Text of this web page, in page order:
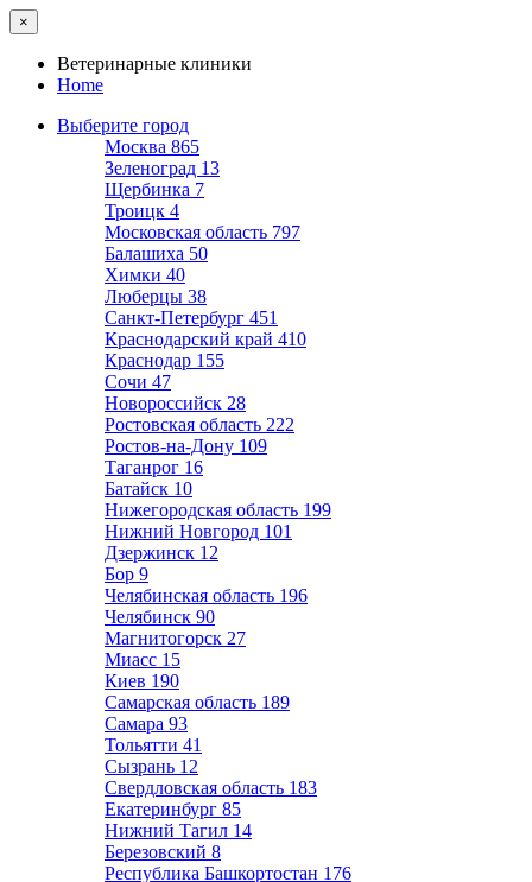
×
Ветеринарные клиники
Home
Выберите город
Москва 865
Зеленоград 13
Щербинка 7
Троицк 4
Московская область 797
Балашиха 50
Химки 40
Люберцы 38
Санкт-Петербург 451
Краснодарский край 410
Краснодар 155
Сочи 47
Новороссийск 28
Ростовская область 222
Ростов-на-Дону 109
Таганрог 16
Батайск 10
Нижегородская область 199
Нижний Новгород 101
Дзержинск 12
Бор 9
Челябинская область 196
Челябинск 90
Магнитогорск 27
Миасс 15
Киев 190
Самарская область 189
Самара 93
Тольятти 41
Сызрань 12
Свердловская область 183
Екатеринбург 85
Нижний Тагил 14
Березовский 8
Республика Башкортостан 176